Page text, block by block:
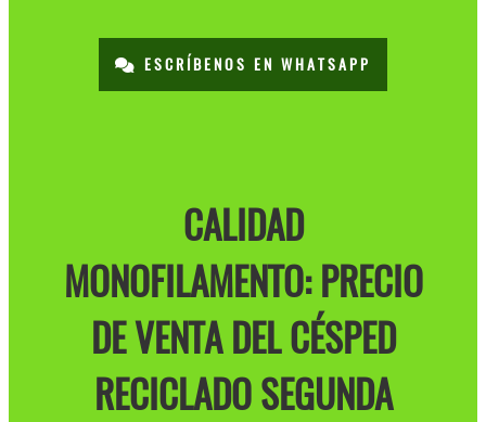
ESCRÍBENOS EN WHATSAPP
CALIDAD
MONOFILAMENTO: PRECIO
DE VENTA DEL CÉSPED
RECICLADO SEGUNDA